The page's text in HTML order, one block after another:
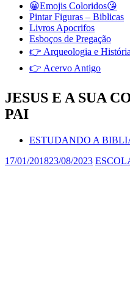
😀Emojis Coloridos😘
Pintar Figuras – Biblicas
Livros Apocrifos
Esboços de Pregação
👉 Arqueologia e
👉 Acervo Antigo
JESUS E A SUA
PAI
ESTUDANDO A
17/01/201823/08/2023